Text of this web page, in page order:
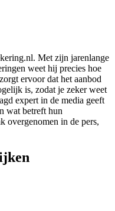
Met zijn jarenlange
weet hij precies hoe
ervoor dat het aanbod
is, zodat je zeker weet
expert in de media geeft
wat betreft hun
overgenomen in de pers,